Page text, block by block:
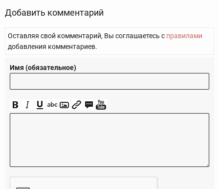
Добавить комментарий
Оставляя свой комментарий, Вы соглашаетесь с правилами
добавления комментариев.
Имя (обязательное)